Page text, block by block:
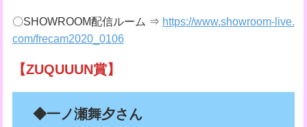
〇SHOWROOM配信ルーム ⇒ https://www.showroom-live.
com/frecam2020_0106
【ZUQUUUN賞】
◆一ノ瀬舞夕さん